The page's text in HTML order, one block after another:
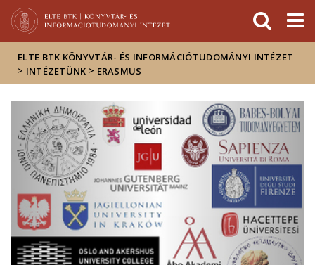
Hírek
Események
ELTE a
sajtóban
ELTE BTK KÖNYVTÁR- ÉS INFORMÁCIÓTUDOMÁNYI INTÉZET
> INTÉZETÜNK > ERASMUS